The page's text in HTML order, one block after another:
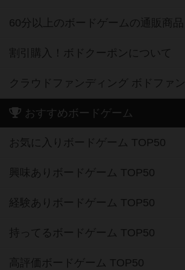
60分以上のボードゲームの通販商品
割引購入！ボドクーポンについて
クラウドファンディング ボドファン
おすすめボードゲーム
お気に入りボードゲーム TOP50
興味ありボードゲーム TOP50
経験ありボードゲーム TOP50
持ってるボードゲーム TOP50
高評価ボードゲーム TOP50